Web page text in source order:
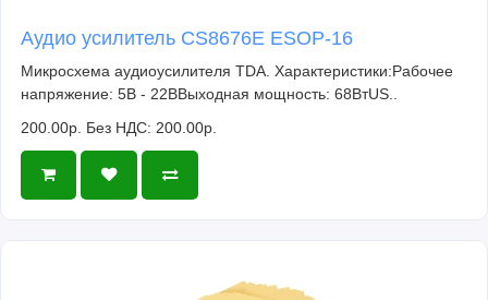
Аудио усилитель CS8676E ESOP-16
Микросхема аудиоусилителя TDA. Характеристики:Рабочее
напряжение: 5В - 22ВВыходная мощность: 68ВтUS..
200.00р. Без НДС: 200.00р.